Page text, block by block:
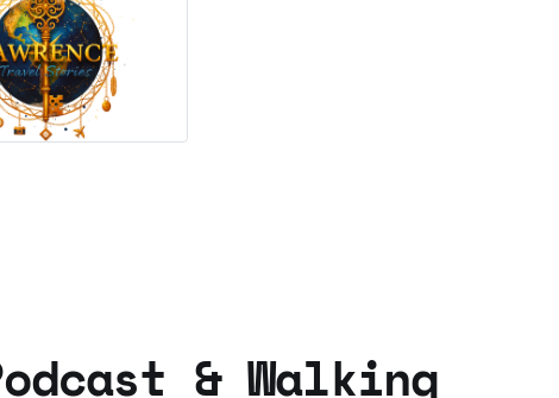
& Walking